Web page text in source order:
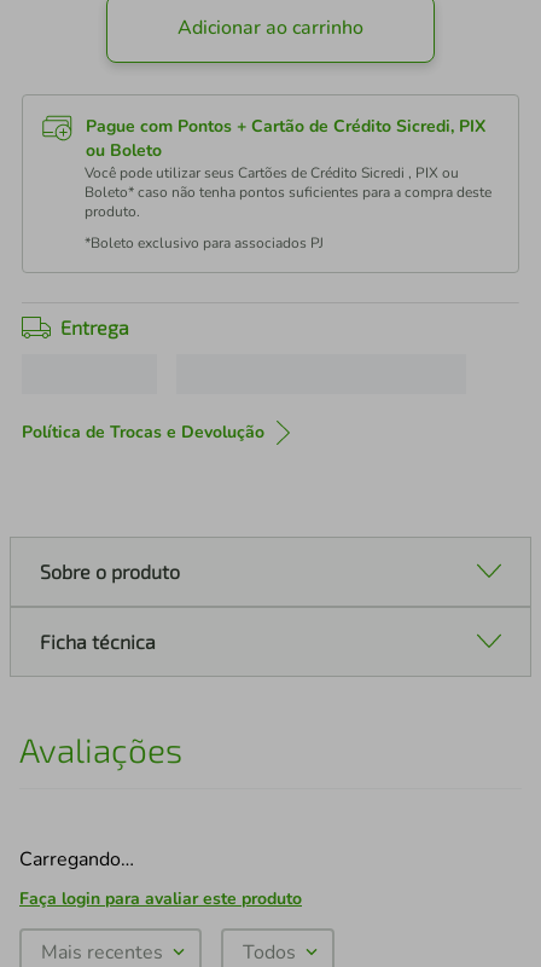
Adicionar ao carrinho
Pague com Pontos + Cartão de Crédito Sicredi, PIX
ou Boleto
Você pode utilizar seus Cartões de Crédito Sicredi , PIX ou
Boleto* caso não tenha pontos suficientes para a compra deste
produto.
*Boleto exclusivo para associados PJ
Entrega
Política de Trocas e Devolução
Sobre o produto
Ficha técnica
Avaliações
Carregando…
Faça login para avaliar este produto
Mais recentes Todos